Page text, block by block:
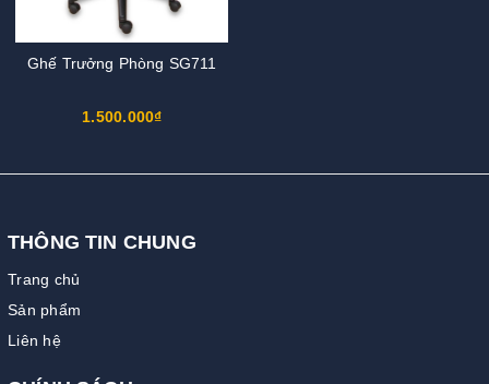
Ghế Trưởng Phòng SG711
1.500.000₫
THÔNG TIN CHUNG
Trang chủ
Sản phẩm
Liên hệ